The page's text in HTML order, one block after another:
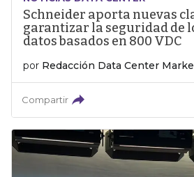
Schneider aporta nuevas
garantizar la seguridad de
datos basados en 800 VDC
por Redacción Data Center
Compartir